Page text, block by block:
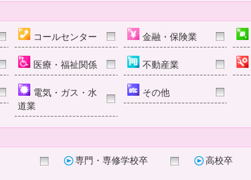
コールセンター 金融・保険業
医療・福祉関係 不動産業
電気・ガス・水
道業
その他
専門・専修学校卒 高校卒